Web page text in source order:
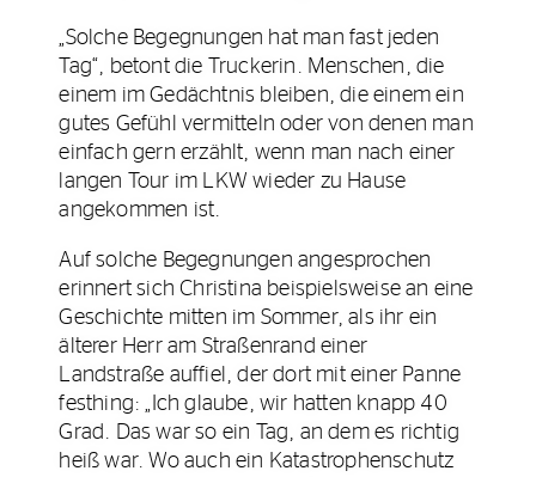
„Solche Begegnungen hat man fast jeden
Tag“, betont die Truckerin. Menschen, die
einem im Gedächtnis bleiben, die einem ein
gutes Gefühl vermitteln oder von denen man
einfach gern erzählt, wenn man nach einer
langen Tour im LKW wieder zu Hause
angekommen ist.
Auf solche Begegnungen angesprochen
erinnert sich Christina beispielsweise an eine
Geschichte mitten im Sommer, als ihr ein
älterer Herr am Straßenrand einer
Landstraße auffiel, der dort mit einer Panne
festhing: „Ich glaube, wir hatten knapp 40
Grad. Das war so ein Tag, an dem es richtig
heiß war. Wo auch ein Katastrophenschutz